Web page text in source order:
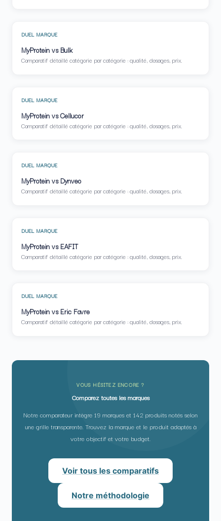
DUEL MARQUE
MyProtein vs Bulk
Comparatif détaillé catégorie par catégorie : qualité, dosages, prix.
DUEL MARQUE
MyProtein vs Cellucor
Comparatif détaillé catégorie par catégorie : qualité, dosages, prix.
DUEL MARQUE
MyProtein vs Dynveo
Comparatif détaillé catégorie par catégorie : qualité, dosages, prix.
DUEL MARQUE
MyProtein vs EAFIT
Comparatif détaillé catégorie par catégorie : qualité, dosages, prix.
DUEL MARQUE
MyProtein vs Eric Favre
Comparatif détaillé catégorie par catégorie : qualité, dosages, prix.
VOUS HÉSITEZ ENCORE ?
Comparez toutes les marques
Notre comparateur intègre 19 marques et 142 produits notés selon
une grille transparente. Trouvez la marque et le produit adaptés à
votre objectif et votre budget.
Voir tous les comparatifs
Notre méthodologie